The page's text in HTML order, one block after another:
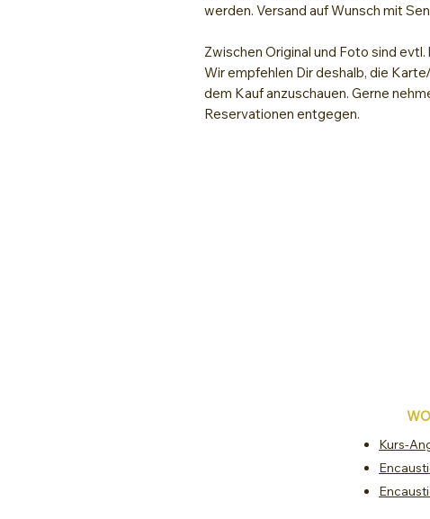
werden. Versand auf Wunsch mit
Zwischen Original und Foto sind
Wir empfehlen Dir deshalb, die
dem Kauf anzuschauen. Gerne
Reservationen entgegen.
Kurs-